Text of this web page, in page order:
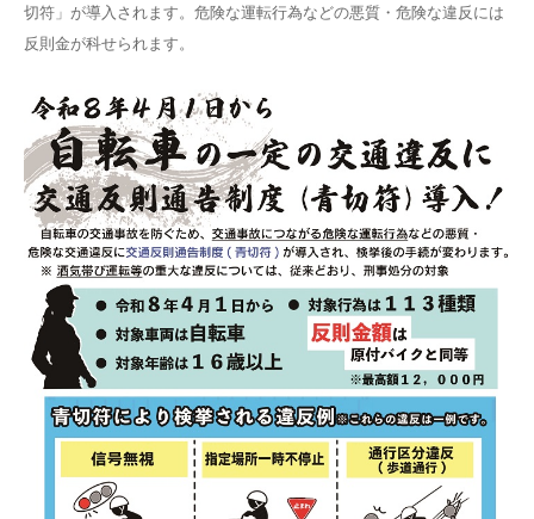
切符」が導入されます。危険な運転行為などの悪質・危険な違反には
反則金が科せられます。